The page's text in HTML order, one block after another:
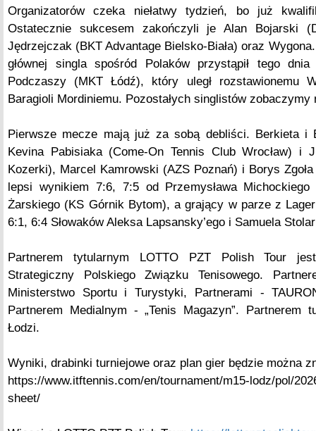
Organizatorów czeka niełatwy tydzień, bo już
Ostatecznie sukcesem zakończyli je Alan Bojarski
Jędrzejczak (BKT Advantage Bielsko-Biała) oraz
głównej singla spośród Polaków przystąpił tego
Podczaszy (MKT Łódź), który uległ rozstawionemu
Baragioli Mordiniemu. Pozostałych singlistów
Pierwsze mecze mają już za sobą debliści. Berkieta i
Kevina Pabisiaka (Come-On Tennis Club Wrocław) i
Kozerki), Marcel Kamrowski (AZS Poznań) i Borys
lepsi wynikiem 7:6, 7:5 od Przemysława
Żarskiego (KS Górnik Bytom), a grający w parze z
6:1, 6:4 Słowaków Aleksa Lapsansky’ego i Samuela
Partnerem tytularnym LOTTO PZT Polish Tour
Strategiczny Polskiego Związku Tenisowego.
Ministerstwo Sportu i Turystyki, Partnerami -
Partnerem Medialnym - „Tenis Magazyn”. Partnerem
Łodzi.
Wyniki, drabinki turniejowe oraz plan gier będzie można
https://www.itftennis.com/en/tournament/m15-lodz/pol/
sheet/